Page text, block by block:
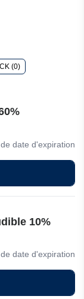
(0)
sur le premier
le code fourni.
date d'expiration
10%
sur votre
fourni.
date d'expiration